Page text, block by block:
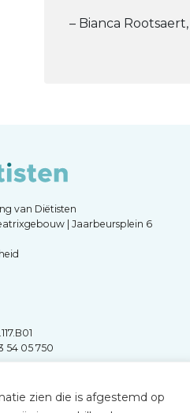
zien die is afgestemd op
– Bianca
van Diëtisten
| Jaarbeursplein 6
54 05 750